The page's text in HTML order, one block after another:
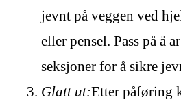
jevnt på veggen ved
eller pensel. Pass på å
seksjoner for å sikre
Glatt ut:Etter påføring